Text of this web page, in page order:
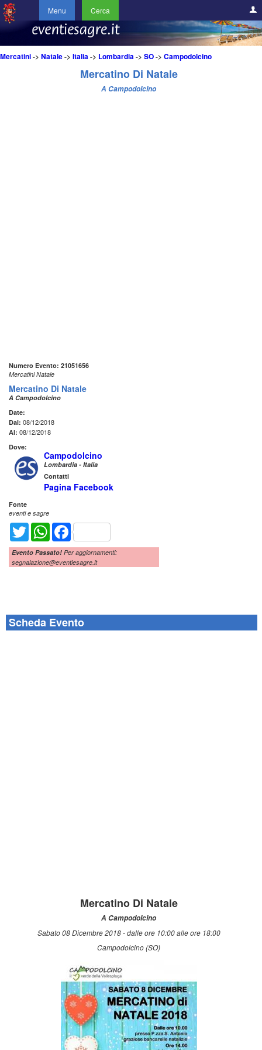
Menu Cerca
Mercatini-> Natale-> Italia-> Lombardia-> SO-> Campodolcino
Mercatino Di Natale
A Campodolcino
Numero Evento: 21051656
Mercatini Natale
Mercatino Di Natale
A Campodolcino
Date:
Dal: 08/12/2018
Al: 08/12/2018
Dove:
Campodolcino
Lombardia - Italia
Contatti
Pagina Facebook
Fonte
eventi e sagre
Twitter WhatsAppFacebook
Evento Passato! Per aggiornamenti:
segnalazione@eventiesagre.it
Scheda Evento
Mercatino Di Natale
A Campodolcino
Sabato 08 Dicembre 2018 - dalle ore 10:00 alle ore 18:00
Campodolcino (SO)